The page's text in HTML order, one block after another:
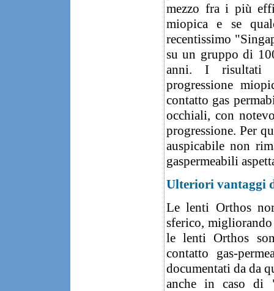
mezzo fra i più
miopica e se
recentissimo
su un gruppo di
anni. I risultati
progressione
contatto gas
occhiali, con
progressione. Per
auspicabile non
gaspermeabili
Ulteriori vantaggi
Le lenti Orthos
sferico,
le lenti Orthos
contatto gas-
documentati da da
anche in caso di